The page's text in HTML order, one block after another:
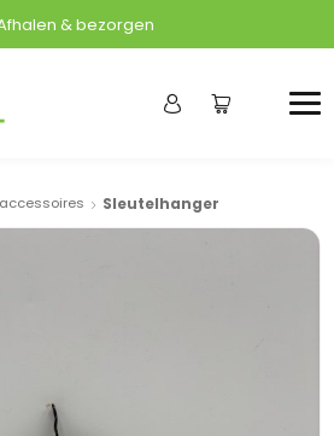
& bezorgen
Sleutelhanger